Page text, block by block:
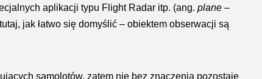
aplikacji typu Flight Radar itp. (ang. plane –
jak łatwo się domyślić – obiektem obserwacji są
samolotów, zatem nie bez znaczenia pozostaje